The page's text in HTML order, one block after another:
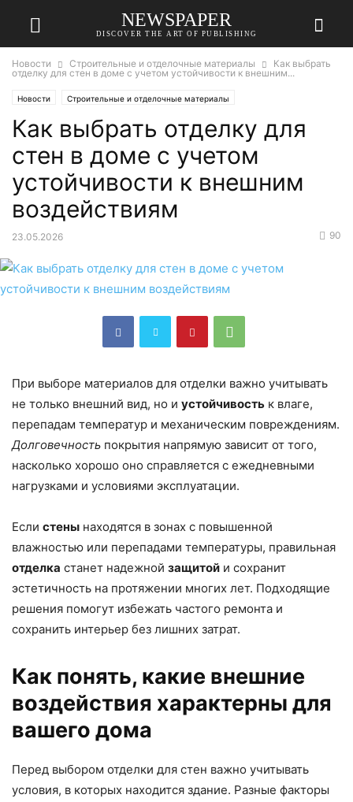
NEWSPAPER
DISCOVER THE ART OF PUBLISHING
Новости Строительные и отделочные материалы
Как выбрать
отделку для стен в доме с учетом устойчивости к внешним...
Новости Строительные и отделочные материалы
Как выбрать отделку для
стен в доме с учетом
устойчивости к внешним
воздействиям
23.05.2026 90
При выборе материалов для отделки важно учитывать
не только внешний вид, но и устойчивость к влаге,
перепадам температур и механическим повреждениям.
Долговечность покрытия напрямую зависит от того,
насколько хорошо оно справляется с ежедневными
нагрузками и условиями эксплуатации.
Если стены находятся в зонах с повышенной
влажностью или перепадами температуры, правильная
отделка станет надежной защитой и сохранит
эстетичность на протяжении многих лет. Подходящие
решения помогут избежать частого ремонта и
сохранить интерьер без лишних затрат.
Как понять, какие внешние
воздействия характерны для
вашего дома
Перед выбором отделки для стен важно учитывать
условия, в которых находится здание. Разные факторы